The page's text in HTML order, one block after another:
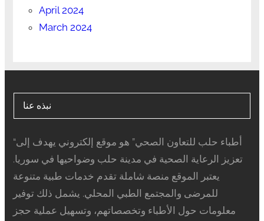
April 2024
March 2024
نبذه عنا
“أطباء حلب للتعاون الصحي” هو موقع إلكتروني يهدف إلى
تعزيز الرعاية الصحية في مدينة حلب وضواحيها في سوريا.
يعتبر الموقع منصة شاملة تقدم خدمات طبية متنوعة
للمرضى والمجتمع الطبي المحلي. يشمل ذلك توفير
معلومات حول الأطباء وتخصصاتهم، وتسهيل عملية حجز